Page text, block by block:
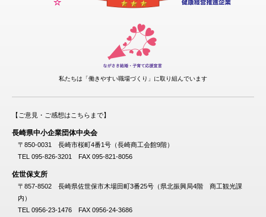
私たちは「働きやすい職場づくり」に取り組んでいます
【ご意見・ご感想はこちらまで】
長崎県中小企業団体中央会
〒850-0031 長崎市桜町4番1号（長崎商工会館9階）
TEL 095-826-3201 FAX 095-821-8056
佐世保支所
〒857-8502 長崎県佐世保市木場田町3番25号（県北振興局4階 商工観光課
内）
TEL 0956-23-1476 FAX 0956-24-3686